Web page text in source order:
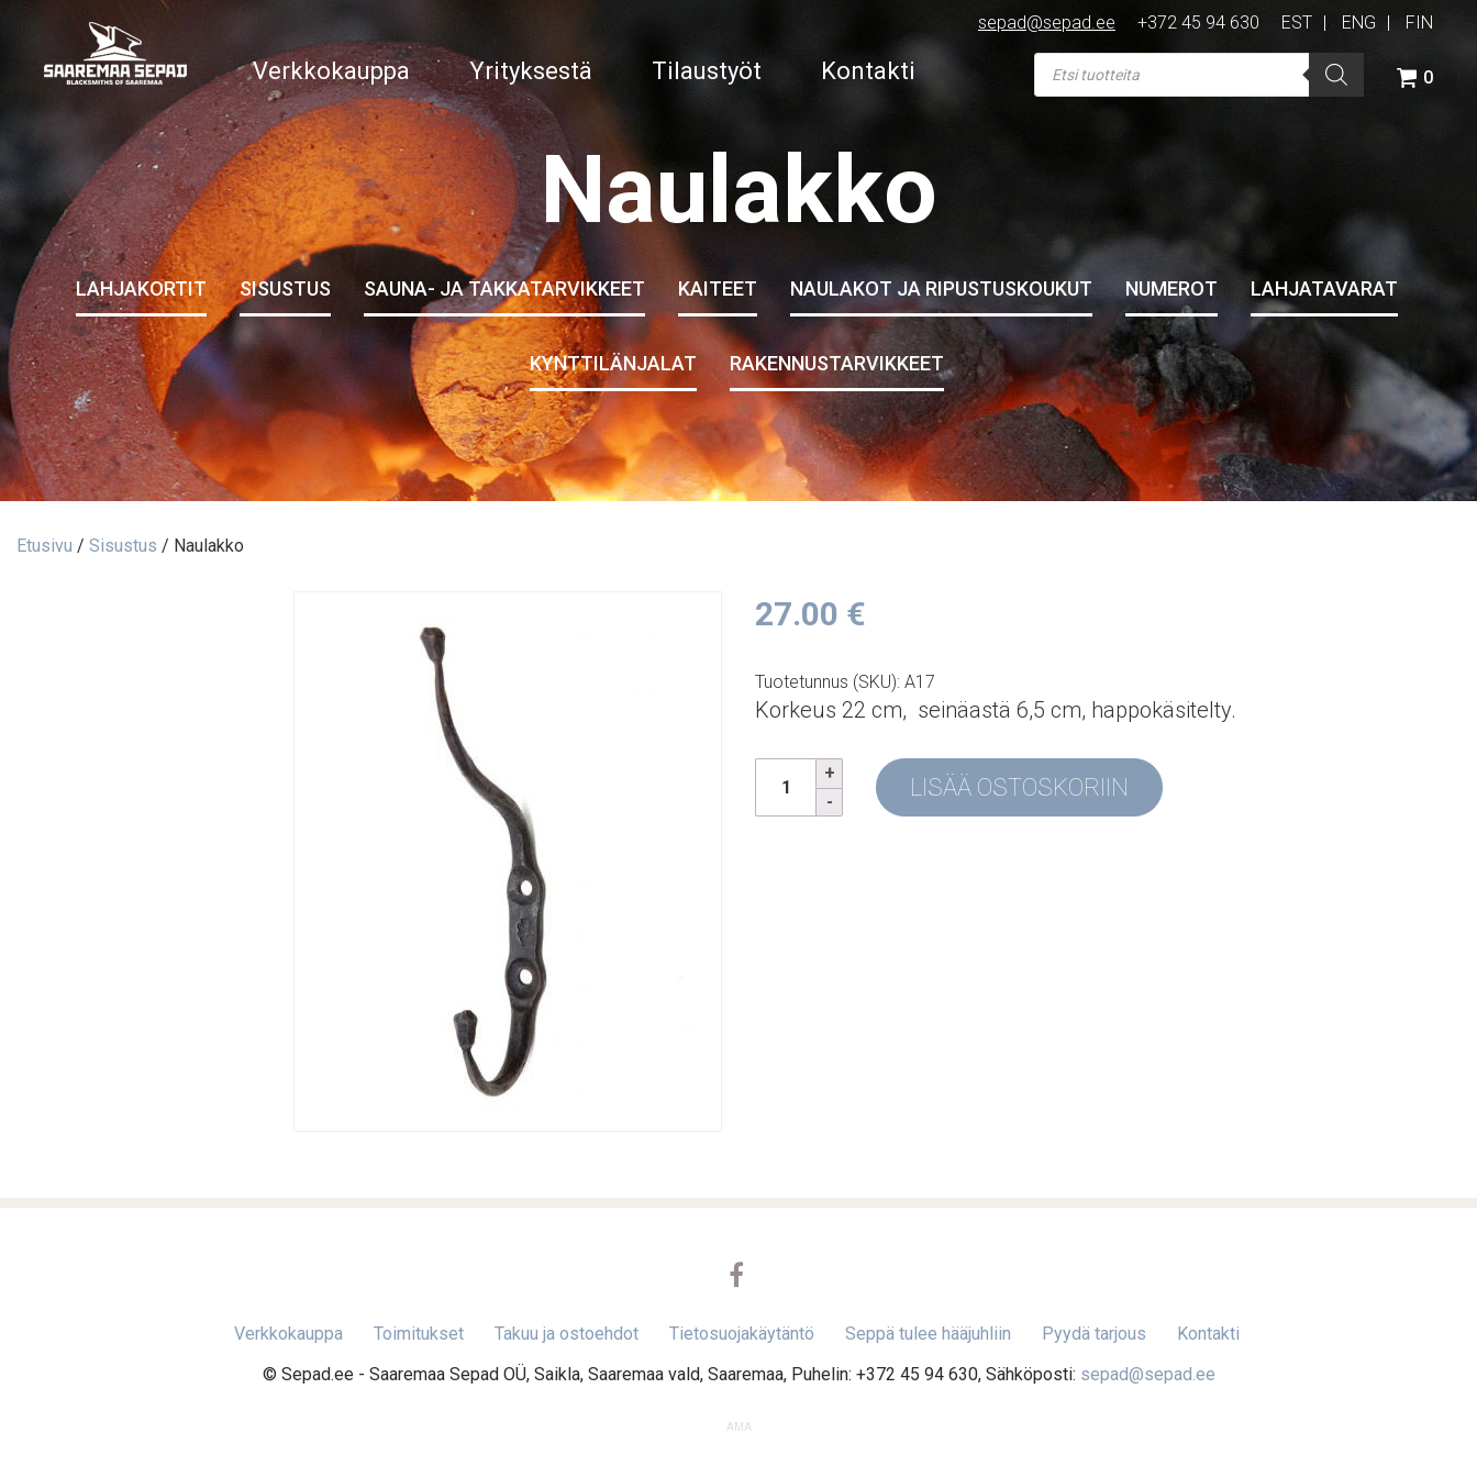
Verkkokauppa Yrityksestä Tilaustyöt Kontakti
sepad@sepad.ee +372 45 94 630 EST ENG
FIN
Products
search
0
Naulakko
LAHJAKORTIT SISUSTUS SAUNA- JA TAKKATARVIKKEET KAITEET NAULAKOT JA RIPUSTUSKOUKUT NUMEROT LAHJATAVARAT
KYNTTILÄNJALAT RAKENNUSTARVIKKEET
Etusivu / Sisustus / Naulakko
27.00 €
Tuotetunnus (SKU): A17
Korkeus 22 cm, seinäastä 6,5 cm, happokäsitelty.
LISÄÄ OSTOSKORIIN
Verkkokauppa Toimitukset Takuu ja ostoehdot Tietosuojakäytäntö Seppä tulee hääjuhliin Pyydä tarjous
Kontakti
© Sepad.ee - Saaremaa Sepad OÜ, Saikla, Saaremaa vald, Saaremaa, Puhelin: +372 45 94 630, Sähköposti: sepad@sepad.ee
AMA